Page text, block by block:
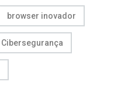
browser inovador
Cibersegurança